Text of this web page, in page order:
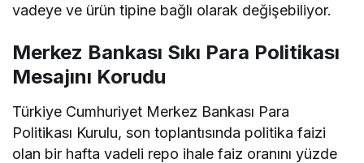
vadeye ve ürün tipine bağlı olarak değişebiliyor.
Merkez Bankası Sıkı Para Politikası
Mesajını Korudu
Türkiye Cumhuriyet Merkez Bankası Para
Politikası Kurulu, son toplantısında politika faizi
olan bir hafta vadeli repo ihale faiz oranını yüzde